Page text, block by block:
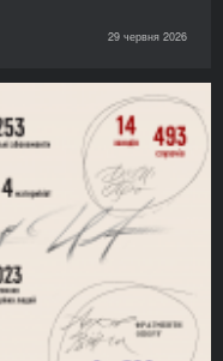
29 червня 2026